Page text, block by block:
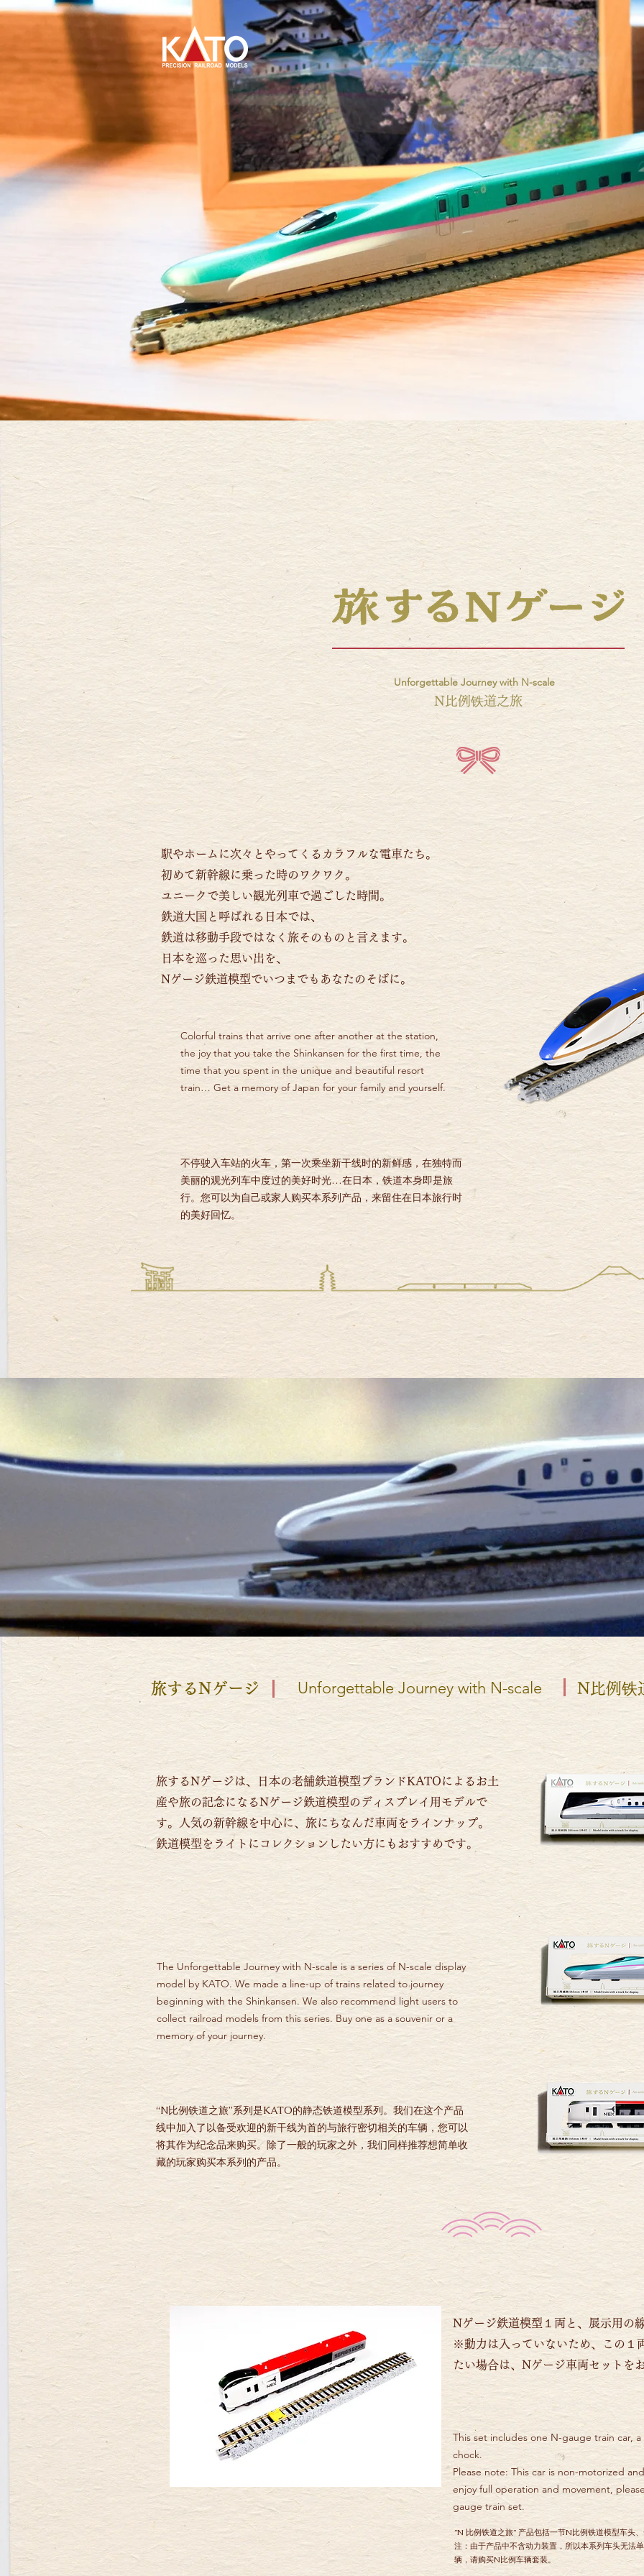
Unforgettable Journey with N-scale
N比例铁道之旅
駅やホームに次々とやってくるカラフルな電車たち。
初めて新幹線に乗った時のワクワク。
ユニークで美しい観光列車で過ごした時間。
鉄道大国と呼ばれる日本では、
鉄道は移動手段ではなく旅そのものと言えます。
日本を巡った思い出を、
Nゲージ鉄道模型でいつまでもあなたのそばに。
Colorful trains that arrive one after another at the station,
the joy that you take the Shinkansen for the first time, the
time that you spent in the unique and beautiful resort
train… Get a memory of Japan for your family and yourself.
不停驶入车站的火车，第一次乘坐新干线时的新鲜感，在独特而
美丽的观光列车中度过的美好时光…在日本，铁道本身即是旅
行。您可以为自己或家人购买本系列产品，来留住在日本旅行时
的美好回忆。
旅するNゲージ Unforgettable Journey with N-scale N比例铁
旅するNゲージは、日本の老舗鉄道模型ブランドKATOによるお土
産や旅の記念になるNゲージ鉄道模型のディスプレイ用モデルで
す。
人気の新幹線を中心に、旅にちなんだ車両をラインナップ。
鉄道模型をライトにコレクションしたい方にもおすすめです。
The Unforgettable Journey with N-scale is a series of N-scale display
model by KATO. We made a line-up of trains related to journey
beginning with the Shinkansen. We also recommend light users to
collect railroad models from this series. Buy one as a souvenir or a
memory of your journey.
“N比例铁道之旅”系列是KATO的静态铁道模型系列。我们在这个产品
线中加入了以备受欢迎的新干线为首的与旅行密切相关的车辆，您可以
将其作为纪念品来购买。除了一般的玩家之外，我们同样推荐想简单收
藏的玩家购买本系列的产品。
Nゲージ鉄道模型１両と、展示用の
※動力は入っていないため、この１
たい場合は、Nゲージ車両セットを
This set includes one N-gauge train car,
chock.
Please note: This car is non-motorized
enjoy full operation and movement,
gauge train set.
”N 比例铁道之旅” 产品包括一节N比例铁道模型车头
注：由于产品中不含动力装置，所以本系列车头无法
辆，请购买N比例车辆套装。